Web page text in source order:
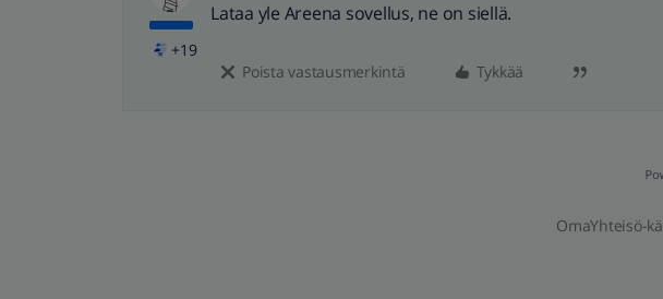
+19
Lataa yle Areena sovellus, ne on siellä.
Poista vastausmerkintä Tykkää
OmaYhteisö-